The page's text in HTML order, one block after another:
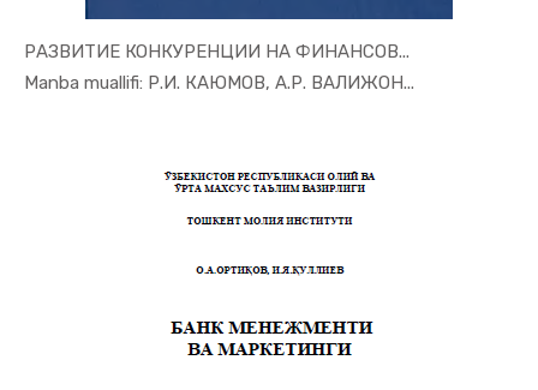
РАЗВИТИЕ КОНКУРЕНЦИИ НА ФИНАНСОВ...
Manba muallifi: Р.И. КАЮМОВ, А.Р. ВАЛИЖОН...
In Xizmat ...